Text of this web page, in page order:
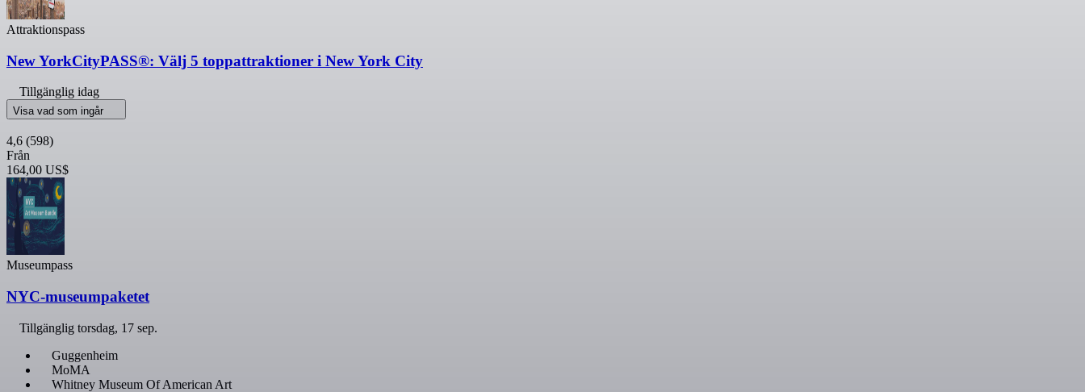
Attraktionspass
New YorkCityPASS®: Välj 5 toppattraktioner i New York City
Tillgänglig idag
Visa vad som ingår
4,6 (598)
Från
164,00 US$
Museumpass
NYC-museumpaketet
Tillgänglig torsdag, 17 sep.
Guggenheim
MoMA
Whitney Museum Of American Art